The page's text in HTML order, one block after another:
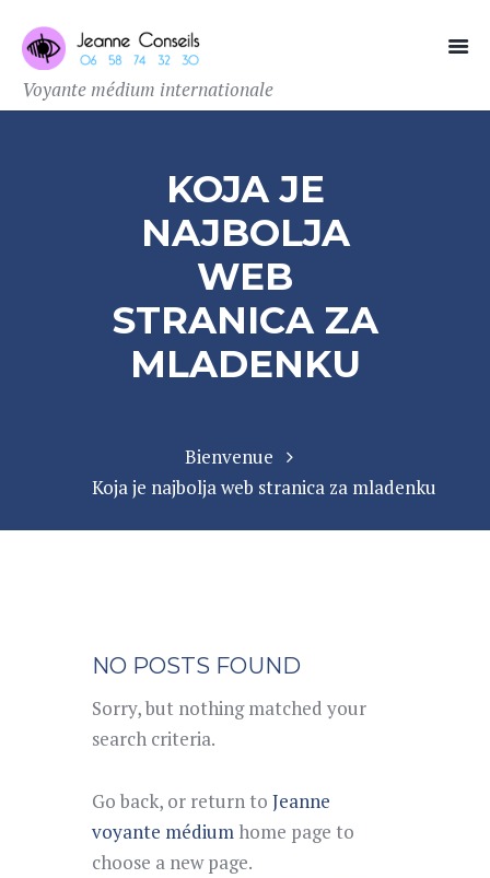
Voyante médium internationale
KOJA JE
NAJBOLJA
WEB
STRANICA ZA
MLADENKU
Bienvenue
Koja je najbolja web stranica za mladenku
NO POSTS FOUND
Sorry, but nothing matched your
search criteria.
Go back, or return to Jeanne
voyante médium home page to
choose a new page.